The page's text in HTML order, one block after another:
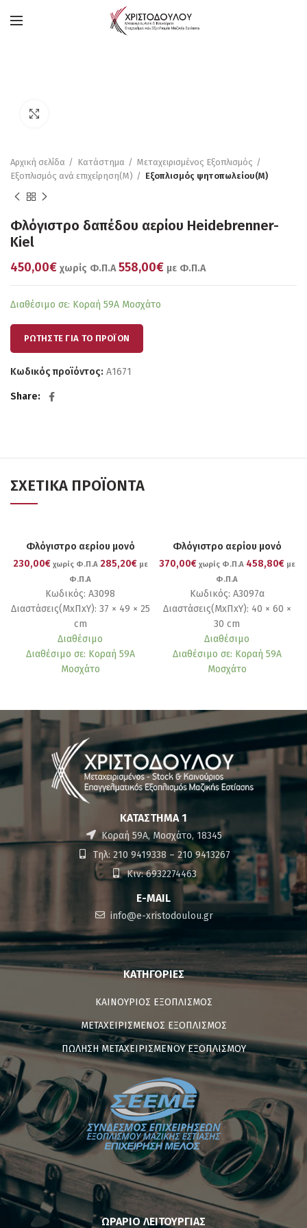
Αρχική σελίδα Κατάστημα
Μεταχειρισμένος Εξοπλισμός
Εξοπλισμός ανά επιχείρηση(Μ)
Εξοπλισμός ψητοπωλείου(M)
Φλόγιστρο δαπέδου αερίου Heidebrenner-
Kiel
450,00€ χωρίς Φ.Π.Α558,00€ με Φ.Π.Α
Διαθέσιμο σε: Κοραή 59Α Μοσχάτο
ΡΩΤΗΣΤΕ ΓΙΑ ΤΟ ΠΡΟΪΟΝ
Κωδικός προϊόντος: Α1671
Share
ΣΧΕΤΙΚΆ ΠΡΟΪΌΝΤΑ
Φλόγιστρο αερίου μονό
230,00€ χωρίς Φ.Π.Α 285,20€ με
Φ.Π.Α
Κωδικός: Α3098
Διαστάσεις(ΜxΠxΥ): 37 × 49 × 25
cm
Διαθέσιμο
Διαθέσιμο σε: Κοραή 59Α
Μοσχάτο
Φλόγιστρο αερίου μονό
370,00€ χωρίς Φ.Π.Α 458,80€ με
Φ.Π.Α
Κωδικός: Α3097α
Διαστάσεις(ΜxΠxΥ): 40 × 60 ×
30 cm
Διαθέσιμο
Διαθέσιμο σε: Κοραή 59Α
Μοσχάτο
ΚΑΤΆΣΤΗΜΑ 1
Κοραή 59Α, Μοσχάτο, 18345
Τηλ: 210 9419338 – 210 9413267
Κιν: 6932274463
E-MAIL
info@e-xristodoulou.gr
ΚΑΤΗΓΟΡΊΕΣ
ΚΑΙΝΟΥΡΙΟΣ ΕΞΟΠΛΙΣΜΟΣ
ΜΕΤΑΧΕΙΡΙΣΜΕΝΟΣ ΕΞΟΠΛΙΣΜΟΣ
ΠΩΛΗΣΗ ΜΕΤΑΧΕΙΡΙΣΜΕΝΟΥ ΕΞΟΠΛΙΣΜΟΥ
ΩΡΑΡΙΟ ΛΕΙΤΟΥΡΓΙΑΣ